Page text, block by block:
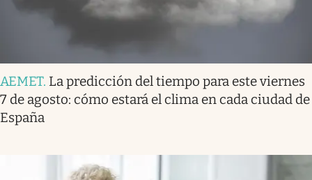
AEMET. La predicción del tiempo para este viernes
7 de agosto: cómo estará el clima en cada ciudad de
España